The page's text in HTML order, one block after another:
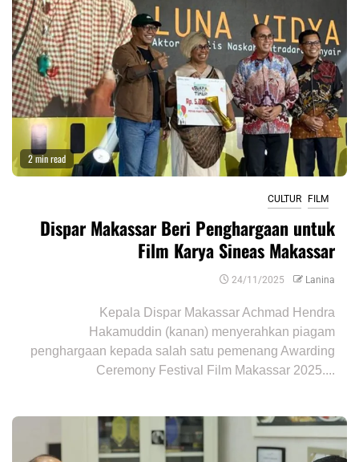
2 min read
CULTUR FILM
Dispar Makassar Beri Penghargaan untuk
Film Karya Sineas Makassar
24/11/2025 Lanina
Kepala Dispar Makassar Achmad Hendra
Hakamuddin (kanan) menyerahkan piagam
penghargaan kepada salah satu pemenang Awarding
Ceremony Festival Film Makassar 2025....